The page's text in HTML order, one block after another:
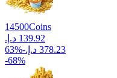
14500Coins
-
63%
-68%